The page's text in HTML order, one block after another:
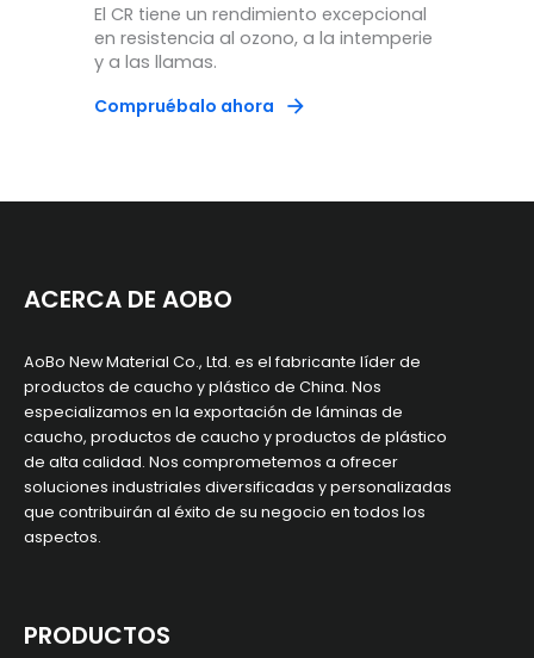
El CR tiene un rendimiento excepcional
en resistencia al ozono, a la intemperie
y a las llamas.
Compruébalo ahora
ACERCA DE AOBO
AoBo New Material Co., Ltd. es el fabricante líder de
productos de caucho y plástico de China. Nos
especializamos en la exportación de láminas de
caucho, productos de caucho y productos de plástico
de alta calidad. Nos comprometemos a ofrecer
soluciones industriales diversificadas y personalizadas
que contribuirán al éxito de su negocio en todos los
aspectos.
PRODUCTOS